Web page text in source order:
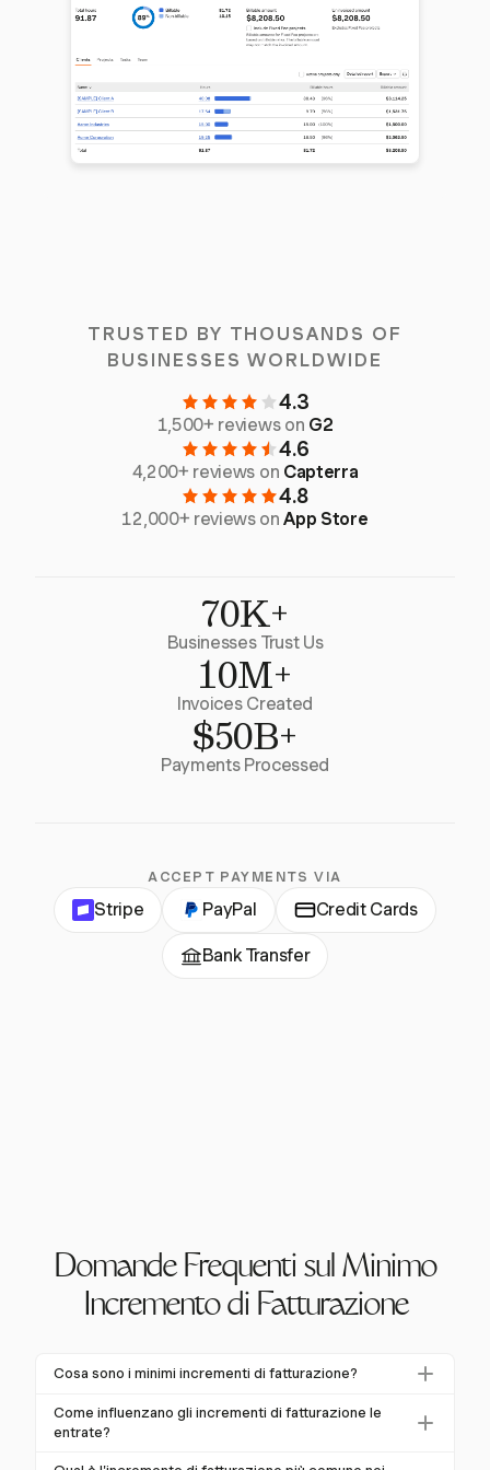
TRUSTED BY THOUSANDS OF
BUSINESSES WORLDWIDE
4.3
1,500+ reviews on G2
4.6
4,200+ reviews on Capterra
4.8
12,000+ reviews onApp Store
70K+
Businesses Trust Us
10M+
Invoices Created
$50B+
Payments Processed
ACCEPT PAYMENTS VIA
Stripe PayPal Credit Cards
Bank Transfer
Domande Frequenti sul Minimo
Incremento di Fatturazione
Cosa sono i minimi incrementi di fatturazione?
I minimi incrementi di fatturazione sono le più piccole
unità di tempo per cui un fornitore addebita per i
Come influenzano gli incrementi di fatturazione le
entrate?
Gli incrementi di fatturazione influenzano